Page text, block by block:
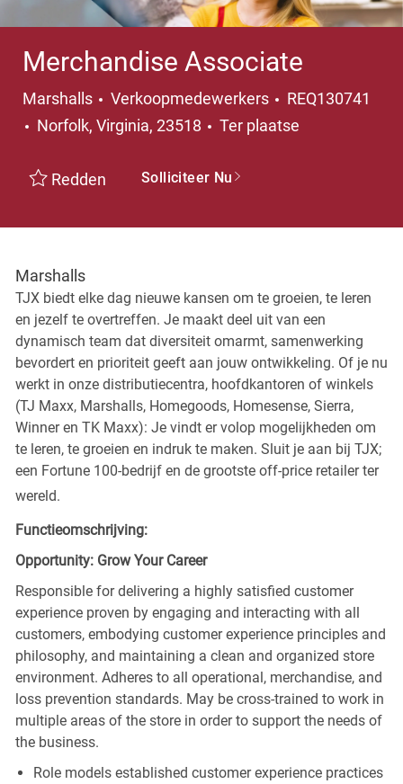
Merchandise Associate
Marshalls Categorie
Verkoopmedewerkers
REQ130741
Plaats
Norfolk, Virginia, 23518 Ter plaatse
Redden Solliciteer Nu
Marshalls
TJX biedt elke dag nieuwe kansen om te groeien, te leren
en jezelf te overtreffen. Je maakt deel uit van een
dynamisch team dat diversiteit omarmt, samenwerking
bevordert en prioriteit geeft aan jouw ontwikkeling. Of je nu
werkt in onze distributiecentra, hoofdkantoren of winkels
(TJ Maxx, Marshalls, Homegoods, Homesense, Sierra,
Winner en TK Maxx): Je vindt er volop mogelijkheden om
te leren, te groeien en indruk te maken. Sluit je aan bij TJX;
een Fortune 100-bedrijf en de grootste off-price retailer ter
wereld.
Functieomschrijving:
Opportunity: Grow Your Career
Responsible for delivering a highly satisfied customer
experience proven by engaging and interacting with all
customers, embodying customer experience principles and
philosophy, and maintaining a clean and organized store
environment. Adheres to all operational, merchandise, and
loss prevention standards. May be cross-trained to work in
multiple areas of the store in order to support the needs of
the business.
Role models established customer experience practices